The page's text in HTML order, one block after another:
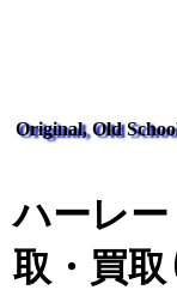
Original, Old
ハーレ
取・買